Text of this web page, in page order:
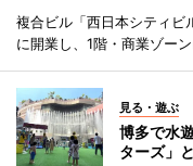
複合ビル「西日本シティビ
に開業し、1階・商業ゾー
見る・遊ぶ
博多で水
ターズ」